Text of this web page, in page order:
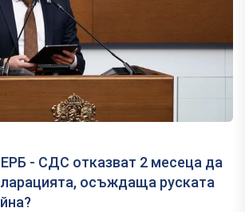
- СДС отказват 2 месеца да
осъждаща руската